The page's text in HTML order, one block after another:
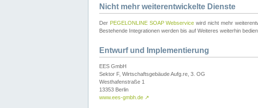
Nicht mehr weiterentwickelte Dienste
Der PEGELONLINE SOAP Webservice wird nicht mehr
Bestehende Integrationen werden bis auf Weiteres weiterhin
Entwurf und Implementierung
EES GmbH
Sektor F, Wirtschaftsgebäude Aufg.re, 3. OG
Westhafenstraße 1
13353 Berlin
www.ees-gmbh.de ↗